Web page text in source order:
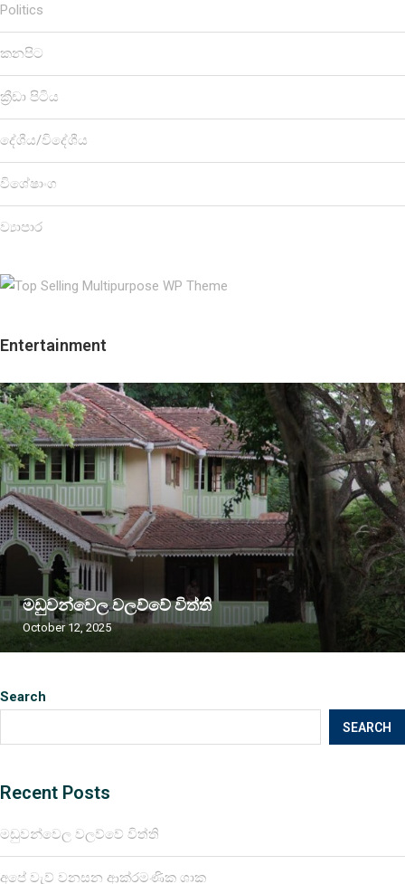
Search
SEARCH
Recent Posts
මඩුවන්වෙල වලව්වේ විත්ති
අපේ වැව් වනසන ආක්රමණික ශාක
Politics
කනපිට
ක්‍රීඩා පිටිය
දේශීය/විදේශීය
විශේෂාංග
ව්‍යාපාර
Entertainment
මඩුවන්වෙල වලව්වේ විත්ති
October 12, 2025